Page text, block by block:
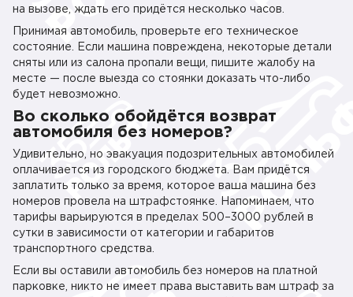
на вызове, ждать его придётся несколько часов.
Принимая автомобиль, проверьте его техническое
состояние. Если машина повреждена, некоторые детали
сняты или из салона пропали вещи, пишите жалобу на
месте — после выезда со стоянки доказать что-либо
будет невозможно.
Во сколько обойдётся возврат
автомобиля без номеров?
Удивительно, но эвакуация подозрительных автомобилей
оплачивается из городского бюджета. Вам придётся
заплатить только за время, которое ваша машина без
номеров провела на штрафстоянке. Напоминаем, что
тарифы варьируются в пределах 500–3000 рублей в
сутки в зависимости от категории и габаритов
транспортного средства.
Если вы оставили автомобиль без номеров на платной
парковке, никто не имеет права выставить вам штраф за